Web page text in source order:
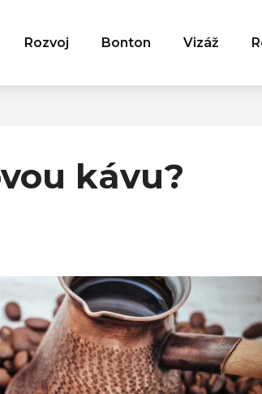
Rozvoj Bonton Vizáž
kávu?